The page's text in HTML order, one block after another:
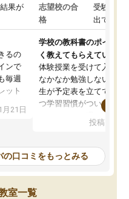
果が
るの
ンで
毎週
ット
まし
も気
以上の
受験ま
しな
21日
志望校の合
格
受験して
出ていな
学校の教科書のポイント
く教えてもらえている
体験授業を受けて入塾し
なかなか勉強しない息子
生が予定表を立ててくれ
つ学習習慣がついてきま
指導が無い日も予定表
問できるのでとても助か
投稿日：
の口コミをもっとみる
室一覧